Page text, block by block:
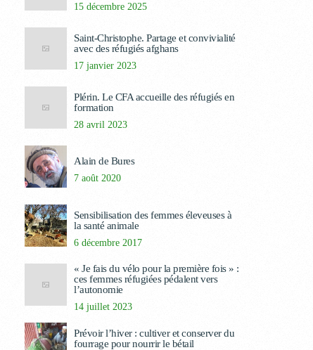
15 décembre 2025
Saint-Christophe. Partage et convivialité
avec des réfugiés afghans
17 janvier 2023
Plérin. Le CFA accueille des réfugiés en
formation
28 avril 2023
Alain de Bures
7 août 2020
Sensibilisation des femmes éleveuses à
la santé animale
6 décembre 2017
« Je fais du vélo pour la première fois » :
ces femmes réfugiées pédalent vers
l’autonomie
14 juillet 2023
Prévoir l’hiver : cultiver et conserver du
fourrage pour nourrir le bétail